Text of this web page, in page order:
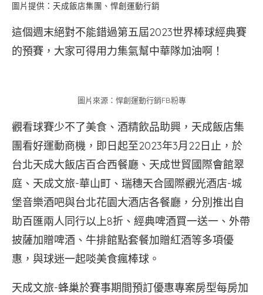
圖片提供：天成飯店集團、悍創運動行銷
這個週末絕對不能錯過第五屆2023世界棒球經典賽
的預賽，大家可得用力集氣幫中華隊加油啊！
圖片來源：悍創運動行銷FB粉專
觀看球賽少不了美食、酒精飲品助興，天成飯店集
團看好運動商機，即日起至2023年3月22日止，於
台北天成大飯店百合西餐廳、天成世貿國際會館翠
庭、天成文旅-華山町、瑞穗天合國際觀光酒店-城
堡音樂酒吧與台北花園大酒店各餐廳，分別推出自
助百匯兩人同行以上8折、經典啤酒買一送一、外帶
披薩加贈啤酒、牛排館點套餐加贈紅酒等多項優
惠，與球迷一起啖美食瘋棒球。
天成文旅-蜂巢於賽事期間預訂優惠專案房型每房加